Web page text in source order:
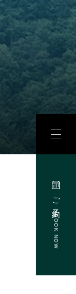
ご予約
BOOK NOW